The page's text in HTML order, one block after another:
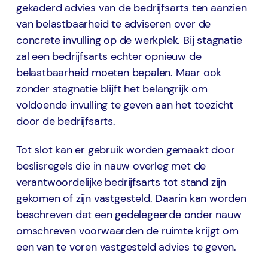
gekaderd advies van de bedrijfsarts ten aanzien
van belastbaarheid te adviseren over de
concrete invulling op de werkplek. Bij stagnatie
zal een bedrijfsarts echter opnieuw de
belastbaarheid moeten bepalen. Maar ook
zonder stagnatie blijft het belangrijk om
voldoende invulling te geven aan het toezicht
door de bedrijfsarts.
Tot slot kan er gebruik worden gemaakt door
beslisregels die in nauw overleg met de
verantwoordelijke bedrijfsarts tot stand zijn
gekomen of zijn vastgesteld. Daarin kan worden
beschreven dat een gedelegeerde onder nauw
omschreven voorwaarden de ruimte krijgt om
een van te voren vastgesteld advies te geven.